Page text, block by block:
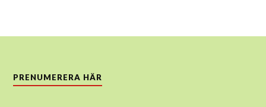
PRENUMERERA HÄR